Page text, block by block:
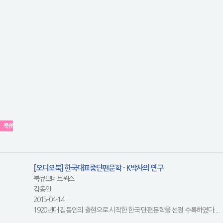
북큐
[오디오북] 한국대표중단편문학 - K박사의 연구
북큐브네트웍스
김동인
2015-04-14
1920년대 김동인의 출현으로 시작한 한국 단편문학을 선정 수록하였다....